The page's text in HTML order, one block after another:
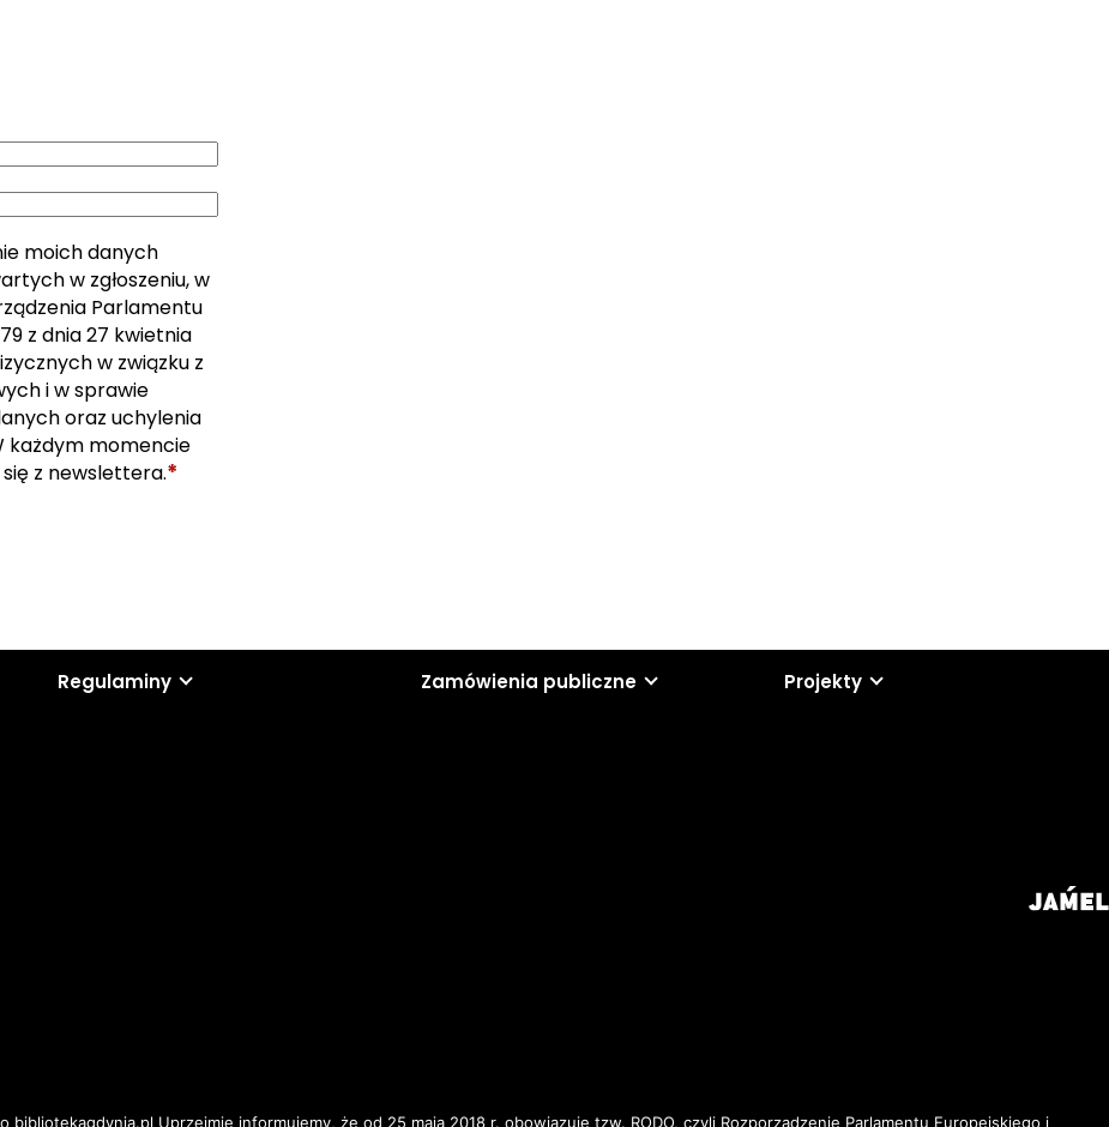
moich danych
w zgłoszeniu, w
Parlamentu
z dnia 27 kwietnia
w związku z
i w sprawie
oraz uchylenia
każdym momencie
z newslettera.*
Regulaminy Zamówienia publiczne Projekty
Uprzejmie informujemy, że od 25 maja 2018 r. obowiązuje tzw. RODO, czyli Rozporządzenie Parlamentu Europejskiego i